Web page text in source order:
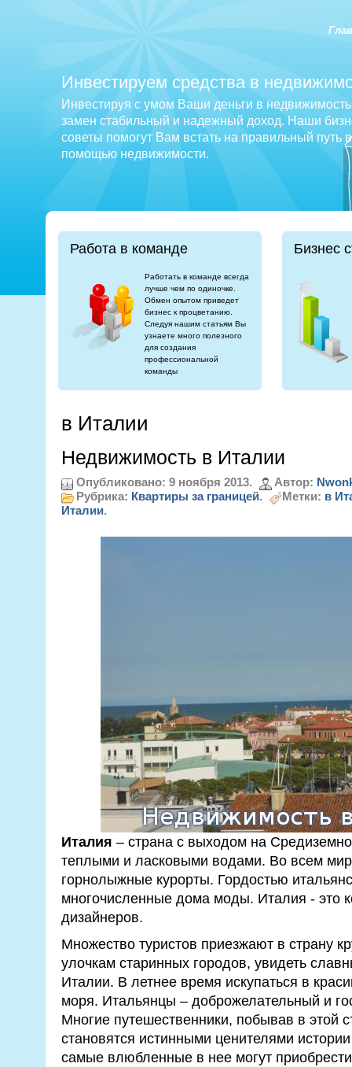
Инвестируем средства в
Инвестируя с умом Ваши деньги в
замен стабильный и надежный доход. Наши
советы помогут Вам встать на правильный путь
помощью недвижимости.
Работа в команде
Работать в команде всегда
лучше чем по одиночке.
Обмен опытом приведет
бизнес к процветанию.
Следуя нашим статьям Вы
узнаете много полезного
для создания
профессиональной
команды
Бизнес
в Италии
Недвижимость в Италии
Опубликовано: 9 ноября 2013. Автор:
Рубрика: Квартиры за границей. Метки: в
Италии.
Италия – страна с выходом на
теплыми и ласковыми водами. Во всем
горнолыжные курорты. Гордостью
многочисленные дома моды. Италия - это
дизайнеров.
Множество туристов приезжают в страну
улочкам старинных городов, увидеть
Италии. В летнее время искупаться в
моря. Итальянцы – доброжелательный и
Многие путешественники, побывав в этой
становятся истинными ценителями
самые влюбленные в нее могут